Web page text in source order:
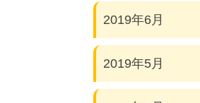
2019年6月
2019年5月